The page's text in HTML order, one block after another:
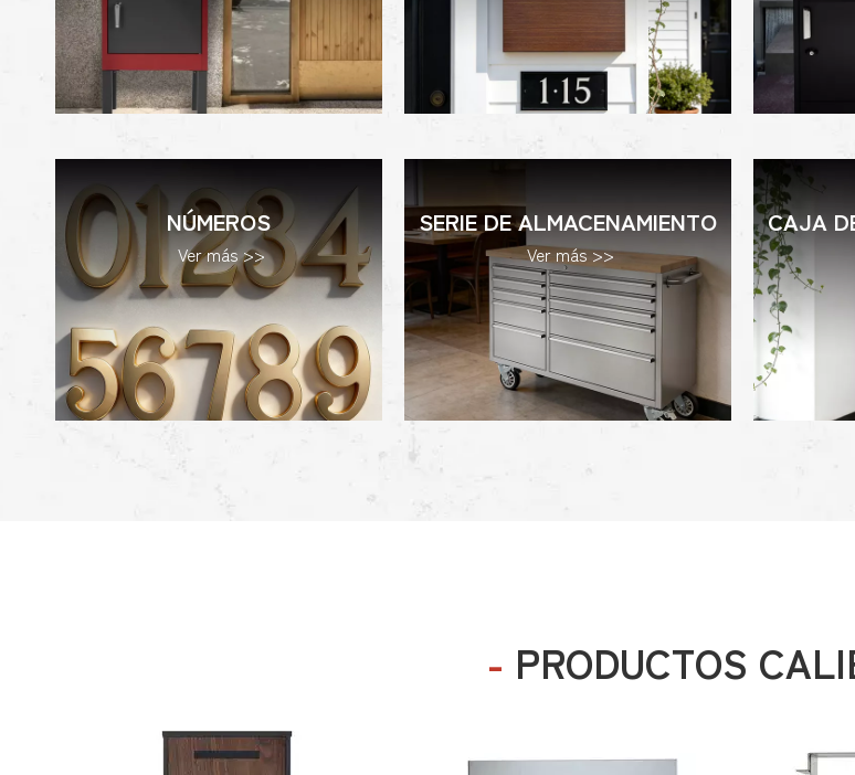
NÚMEROS
Ver más >>
SERIE DE ALMACENAMIENTO
Ver más >>
CAJA
- PRODUCTOS